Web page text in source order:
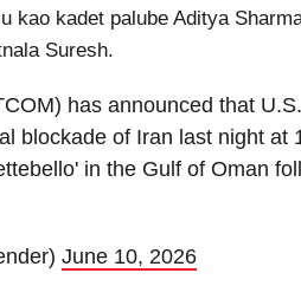
kao kadet palube Aditya
Suresh.
has announced that
blockade of Iran last night at
in the Gulf of Oman
June 10, 2026